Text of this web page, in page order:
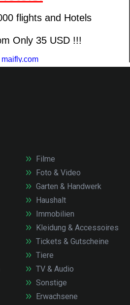
Filme
Foto & Video
Garten & Handwerk
Haushalt
Immobilien
Kleidung & Accessoires
Tickets & Gutscheine
Tiere
TV & Audio
Sonstige
Erwachsene